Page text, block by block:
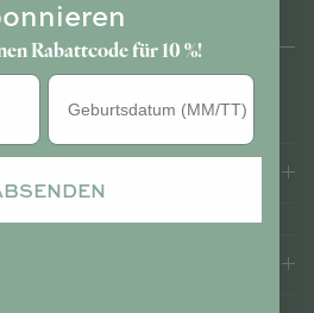
Rabattcode für 10 %!
Geburtstag